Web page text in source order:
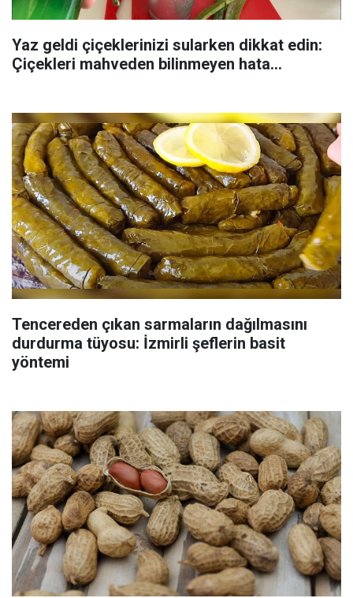
Yaz geldi çiçeklerinizi sularken dikkat edin:
Çiçekleri mahveden bilinmeyen hata...
Tencereden çıkan sarmaların dağılmasını
durdurma tüyosu: İzmirli şeflerin basit
yöntemi